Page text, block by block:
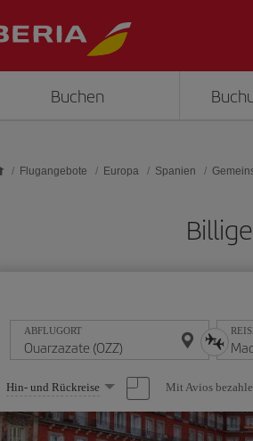
Buchen
Flugangebote Europa Spanien
ABFLUGORT
Wählen
Sie
eine
Option
Hin- und Rückreise Mit Avios